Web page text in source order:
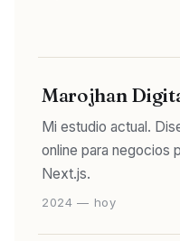
Marojhan
Mi estudio actual.
online para negocios
Next.js.
2024 — hoy